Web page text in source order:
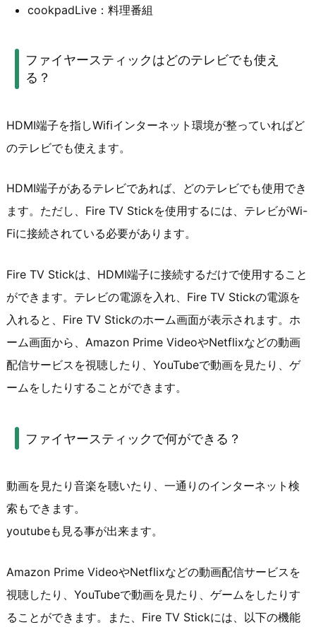
cookpadLive：料理番組
ファイヤースティックはどのテレビでも使え
る？
HDMI端子を指しWifiインターネット環境が整っていればど
のテレビでも使えます。
HDMI端子があるテレビであれば、どのテレビでも使用でき
ます。ただし、Fire TV Stickを使用するには、テレビがWi-
Fiに接続されている必要があります。
Fire TV Stickは、HDMI端子に接続するだけで使用すること
ができます。テレビの電源を入れ、Fire TV Stickの電源を
入れると、Fire TV Stickのホーム画面が表示されます。ホ
ーム画面から、Amazon Prime VideoやNetflixなどの動画
配信サービスを視聴したり、YouTubeで動画を見たり、ゲ
ームをしたりすることができます。
ファイヤースティックで何ができる？
動画を見たり音楽を聴いたり、一通りのインターネット検
索もできます。
youtubeも見る事が出来ます。
Amazon Prime VideoやNetflixなどの動画配信サービスを
視聴したり、YouTubeで動画を見たり、ゲームをしたりす
ることができます。また、Fire TV Stickには、以下の機能